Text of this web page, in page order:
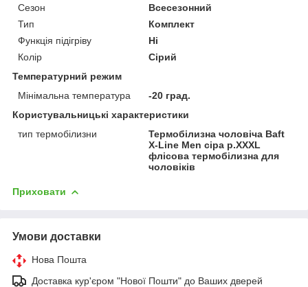
Сезон
Всесезонний
Тип
Комплект
Функція підігріву
Ні
Колір
Сірий
Температурний режим
Мінімальна температура
-20 град.
Користувальницькі характеристики
тип термобілизни
Термобілизна чоловіча Baft
X-Line Men сіра р.XXXL
флісова термобілизна для
чоловіків
Приховати
Умови доставки
Нова Пошта
Доставка кур'єром "Нової Пошти" до Ваших дверей